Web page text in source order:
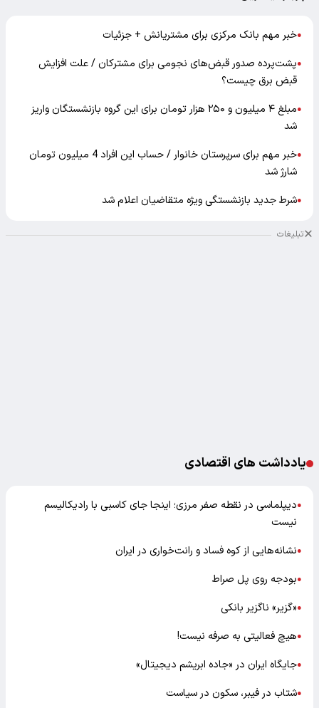
●خبر مهم بانک مرکزی برای مشتریانش + جزئیات
●پشت‌پرده صدور قبض‌های نجومی برای مشترکان / علت افزایش
قبض برق چیست؟
●
مبلغ ۴ میلیون و ۲۵۰ هزار تومان برای این گروه بازنشستگان واریز
شد
●
خبر مهم برای سرپرستان خانوار / حساب این افراد 4 میلیون تومان
شارژ شد
●شرط جدید بازنشستگی ویژه متقاضیان اعلام شد
تبلیغات
یادداشت های اقتصادی
●دیپلماسی در نقطه صفر مرزی؛ اینجا جای کاسبی با رادیکالیسم
نیست
●نشانه‌هایی از کوه فساد و رانت‌خواری در ایران
●بودجه روی پل صراط
●«گزیر» ناگزیر بانکی
●هیچ فعالیتی به صرفه نیست!
●جایگاه ایران در «جاده ابریشم دیجیتال»
●شتاب در فیبر، سکون در سیاست